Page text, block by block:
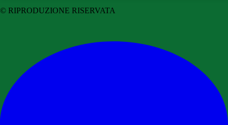
© RIPRODUZIONE RISERVATA